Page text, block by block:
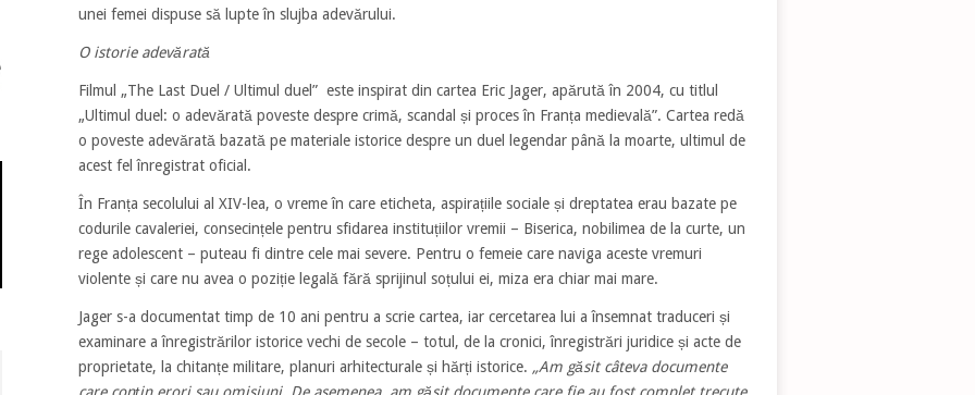
unei femei dispuse să lupte în slujba adevărului.
O istorie adevărată
Filmul „The Last Duel / Ultimul duel” este inspirat din cartea Eric Jager, apărută în 2004, cu titlul
„Ultimul duel: o adevărată poveste despre crimă, scandal și proces în Franța medievală”. Cartea redă
o poveste adevărată bazată pe materiale istorice despre un duel legendar până la moarte, ultimul de
acest fel înregistrat oficial.
În Franța secolului al XIV-lea, o vreme în care eticheta, aspirațiile sociale și dreptatea erau bazate pe
codurile cavaleriei, consecințele pentru sfidarea instituțiilor vremii – Biserica, nobilimea de la curte, un
rege adolescent – puteau fi dintre cele mai severe. Pentru o femeie care naviga aceste vremuri
violente și care nu avea o poziție legală fără sprijinul soțului ei, miza era chiar mai mare.
Jager s-a documentat timp de 10 ani pentru a scrie cartea, iar cercetarea lui a însemnat traduceri și
examinare a înregistrărilor istorice vechi de secole – totul, de la cronici, înregistrări juridice și acte de
proprietate, la chitanțe militare, planuri arhitecturale și hărți istorice. „Am găsit câteva documente